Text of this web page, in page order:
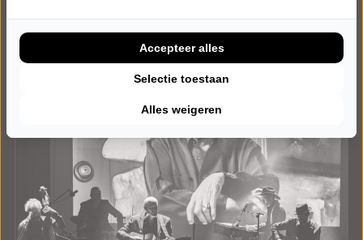
Alles weigeren
Selectie toestaan
Accepteer alles